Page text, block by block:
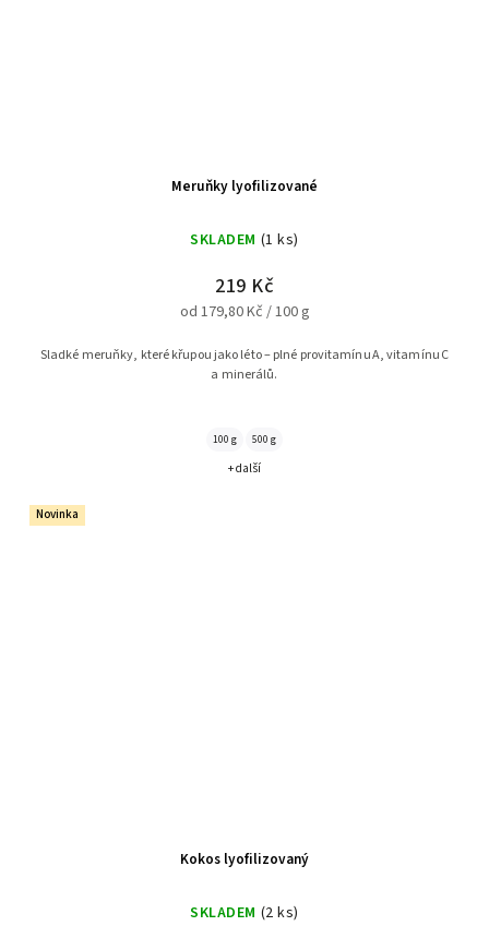
Meruňky lyofilizované
SKLADEM (1 ks)
219 Kč
od 179,80 Kč / 100 g
Sladké meruňky, které křupou jako léto – plné provitamínu A, vitamínu C
a minerálů.
100 g 500 g
+ další
Novinka
Kokos lyofilizovaný
SKLADEM (2 ks)